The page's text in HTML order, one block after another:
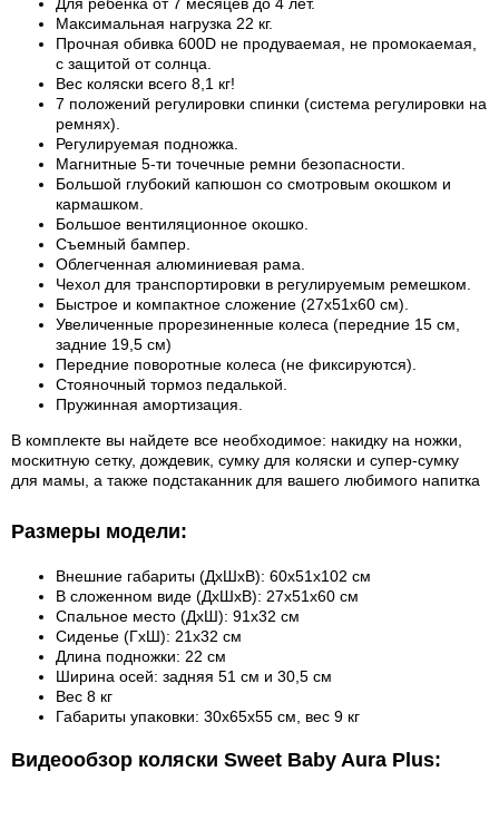
Максимальная нагрузка 22 кг.
Прочная обивка 600D не продуваемая, не промокаемая,
с защитой от солнца.
Вес коляски всего 8,1 кг!
7 положений регулировки спинки (система регулировки на
ремнях).
Регулируемая подножка.
Магнитные 5-ти точечные ремни безопасности.
Большой глубокий капюшон со смотровым окошком и
кармашком.
Большое вентиляционное окошко.
Съемный бампер.
Облегченная алюминиевая рама.
Чехол для транспортировки в регулируемым ремешком.
Быстрое и компактное сложение (27х51х60 см).
Увеличенные прорезиненные колеса (передние 15 см,
задние 19,5 см)
Передние поворотные колеса (не фиксируются).
Стояночный тормоз педалькой.
Пружинная амортизация.
В комплекте вы найдете все необходимое: накидку на ножки,
москитную сетку, дождевик, сумку для коляски и супер-сумку
для мамы, а также подстаканник для вашего любимого напитка
Размеры модели:
Внешние габариты (ДхШхВ): 60х51х102 см
В сложенном виде (ДхШхВ): 27х51х60 см
Спальное место (ДхШ): 91x32 см
Сиденье (ГхШ): 21х32 см
Длина подножки: 22 см
Ширина осей: задняя 51 см и 30,5 см
Вес 8 кг
Габариты упаковки: 30х65х55 см, вес 9 кг
Видеообзор коляски Sweet Baby Aura Plus: